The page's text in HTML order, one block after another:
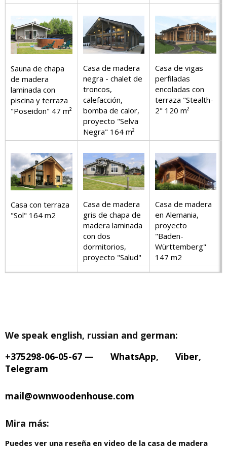
Sauna de chapa
de madera
laminada con
piscina y terraza
"Poseidon" 47 m²
Casa de madera
negra - chalet de
troncos,
calefacción,
bomba de calor,
proyecto "Selva
Negra" 164 m²
Casa de vigas
perfiladas
encoladas con
terraza "Stealth-
2" 120 m²
Casa con terraza
"Sol" 164 m2
Casa de madera
gris de chapa de
madera laminada
con dos
dormitorios,
proyecto "Salud"
Casa de madera
en Alemania,
proyecto
"Baden-
Württemberg"
147 m2
We speak english, russian and german:
+375298-06-05-67 — WhatsApp, Viber,
Telegram
mail@ownwoodenhouse.com
Mira más:
Puedes ver una reseña en video de la casa de madera